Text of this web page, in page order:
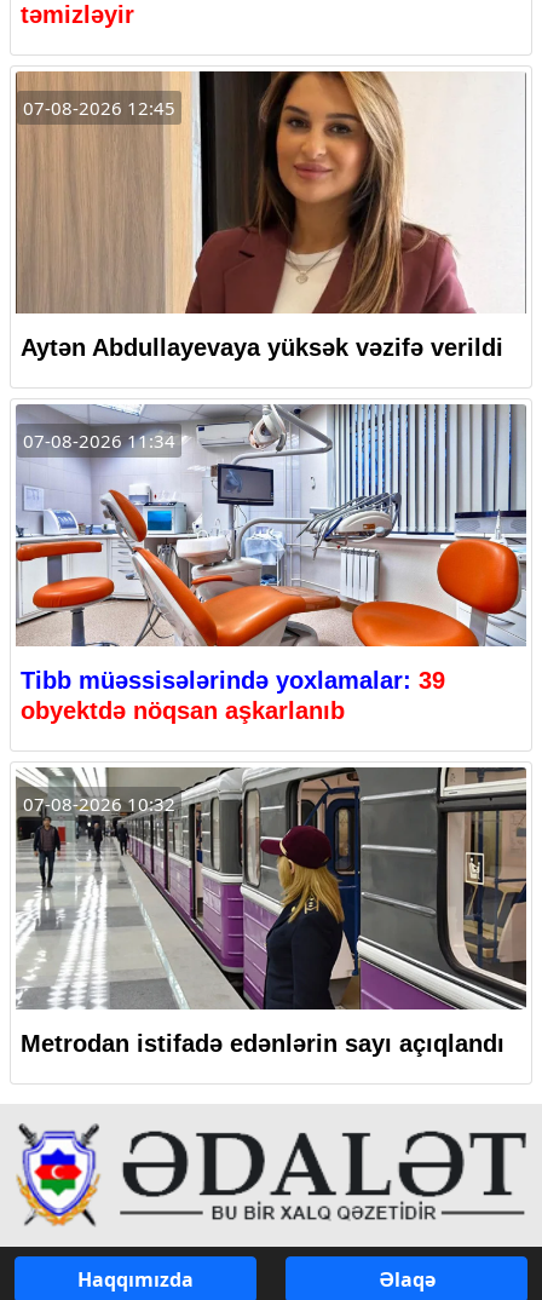
təmizləyir
07-08-2026 12:45
Aytən Abdullayevaya yüksək vəzifə verildi
07-08-2026 11:34
Tibb müəssisələrində yoxlamalar: 39
obyektdə nöqsan aşkarlanıb
07-08-2026 10:32
Metrodan istifadə edənlərin sayı açıqlandı
Haqqımızda Əlaqə